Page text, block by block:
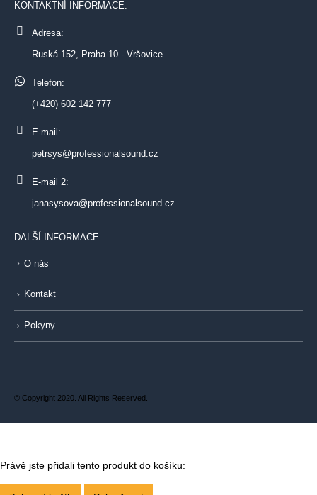
KONTAKTNÍ INFORMACE:
Adresa:
Ruská 152, Praha 10 - Vršovice
Telefon:
(+420) 602 142 777
E-mail:
petrsys@professionalsound.cz
E-mail 2:
janasysova@professionalsound.cz
DALŠÍ INFORMACE
O nás
Kontakt
Pokyny
© Copyright 2020. All Rights Reserved.
Právě jste přidali tento produkt do košíku: